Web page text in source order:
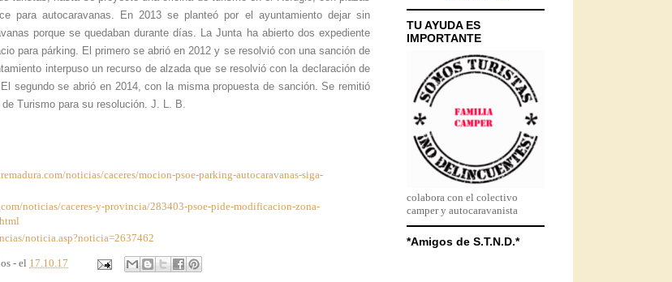
para autocaravanas. En 2013 se planteó por el ayuntamiento dejar sin
porque se quedaban durante días. La Junta ha abierto dos expediente
para párking. El primero se abrió en 2012 y se resolvió con una sanción de
interpuso un recurso de alzada que se resolvió con la declaración de
segundo se abrió en 2014, con la misma propuesta de sanción. Se remitió
Turismo para su resolución. J. L. B.
noticias/caceres/mocion-psoe-parking-autocaravanas-siga-
noticias/caceres-y-provincia/283403-psoe-pide-modificacion-zona-
noticia.asp?noticia=2637462
- el 17.10.17
TU AYUDA ES
IMPORTANTE
colabora con el colectivo
camper y autocaravanista
*Amigos de S.T.N.D.*